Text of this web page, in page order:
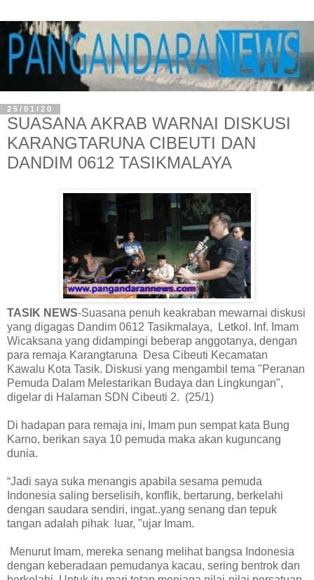
25/01/20
SUASANA AKRAB WARNAI DISKUSI
KARANGTARUNA CIBEUTI DAN
DANDIM 0612 TASIKMALAYA
TASIK NEWS-Suasana penuh keakraban mewarnai diskusi
yang digagas Dandim 0612 Tasikmalaya, Letkol. Inf. Imam
Wicaksana yang didampingi beberap anggotanya, dengan
para remaja Karangtaruna Desa Cibeuti Kecamatan
Kawalu Kota Tasik. Diskusi yang mengambil tema "Peranan
Pemuda Dalam Melestarikan Budaya dan Lingkungan",
digelar di Halaman SDN Cibeuti 2. (25/1)
Di hadapan para remaja ini, Imam pun sempat kata Bung
Karno, berikan saya 10 pemuda maka akan kuguncang
dunia.
“Jadi saya suka menangis apabila sesama pemuda
Indonesia saling berselisih, konflik, bertarung, berkelahi
dengan saudara sendiri, ingat..yang senang dan tepuk
tangan adalah pihak luar, "ujar Imam.
Menurut Imam, mereka senang melihat bangsa Indonesia
dengan keberadaan pemudanya kacau, sering bentrok dan